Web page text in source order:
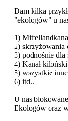
Dam kilka
"ekologów" u
1)
2) skrzyżowania
3) podnośnie dla
4) Kanał
5) wszystkie
6) itd..
U nas
Ekologów oraz